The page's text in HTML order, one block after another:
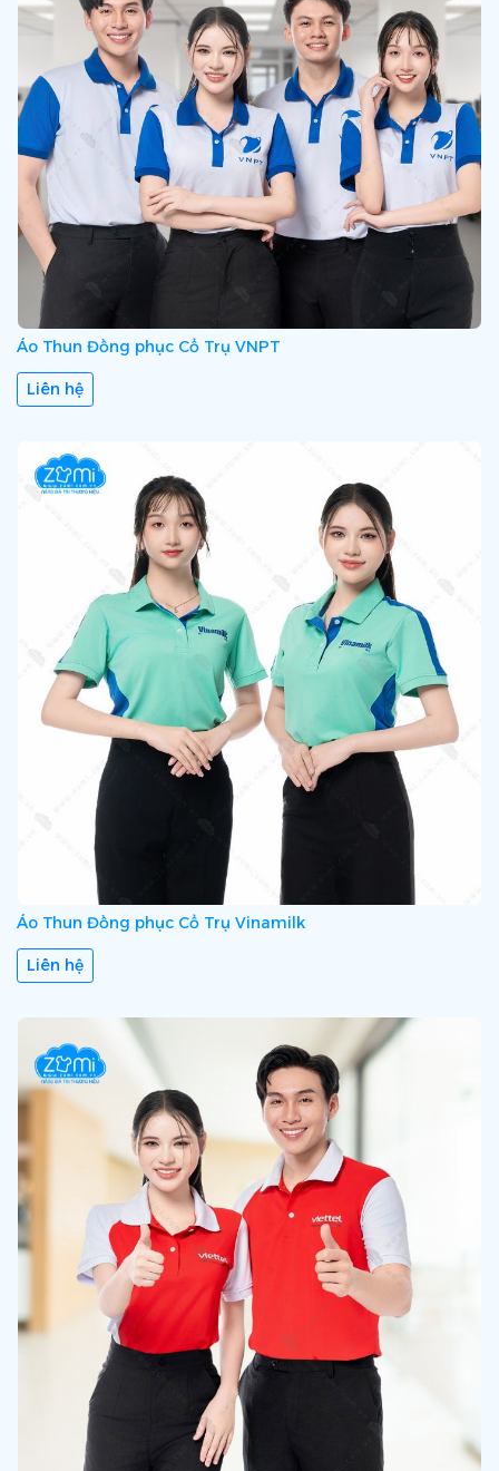
Áo Thun Đồng phục Cổ Trụ VNPT
Liên hệ
Áo Thun Đồng phục Cổ Trụ Vinamilk
Liên hệ